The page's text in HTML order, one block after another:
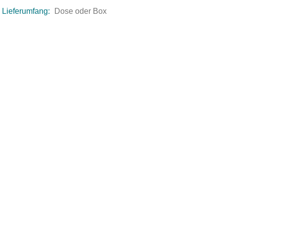
Lieferumfang: Dose oder Box